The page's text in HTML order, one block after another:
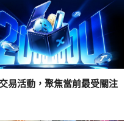
易活動，聚焦當前最受關注